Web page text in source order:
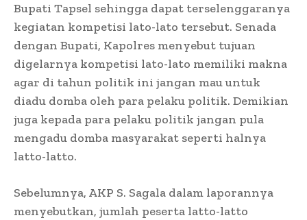
Bupati Tapsel sehingga dapat terselenggaranya
kegiatan kompetisi lato-lato tersebut. Senada
dengan Bupati, Kapolres menyebut tujuan
digelarnya kompetisi lato-lato memiliki makna
agar di tahun politik ini jangan mau untuk
diadu domba oleh para pelaku politik. Demikian
juga kepada para pelaku politik jangan pula
mengadu domba masyarakat seperti halnya
latto-latto.
Sebelumnya, AKP S. Sagala dalam laporannya
menyebutkan, jumlah peserta latto-latto